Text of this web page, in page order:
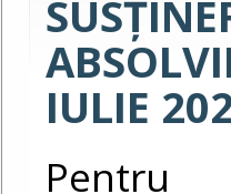
IULIE
Pentru